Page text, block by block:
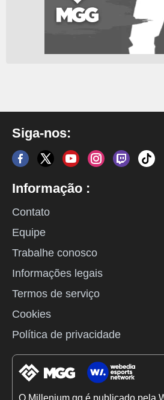
Siga-nos:
Informação :
Contato
Equipe
Trabalhe conosco
Informações legais
Termos de serviço
Cookies
Política de privacidade